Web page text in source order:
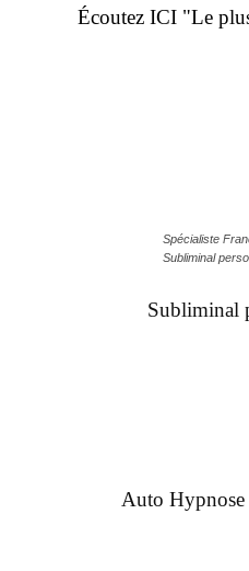
Écoutez ICI "Le
Spécialiste
Subliminal
Subliminal
Auto Hypnose